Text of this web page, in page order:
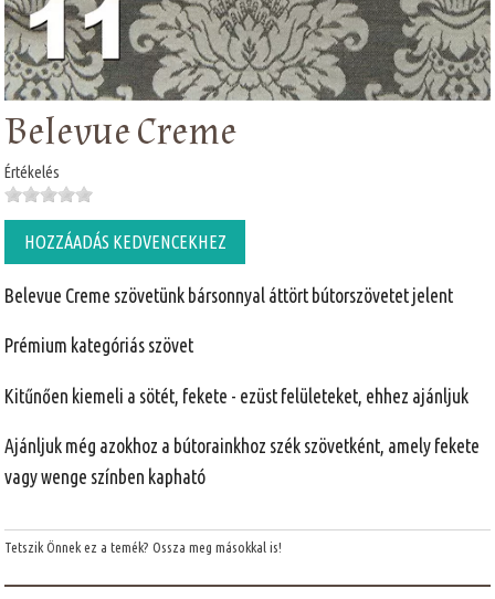
Belevue Creme
Értékelés
HOZZÁADÁS KEDVENCEKHEZ
Belevue Creme szövetünk bársonnyal áttört bútorszövetet jelent
Prémium kategóriás szövet
Kitűnően kiemeli a sötét, fekete - ezüst felületeket, ehhez ajánljuk
Ajánljuk még azokhoz a bútorainkhoz szék szövetként, amely fekete
vagy wenge színben kapható
Tetszik Önnek ez a temék? Ossza meg másokkal is!